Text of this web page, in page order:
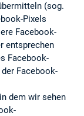
(sog.
Pixels
Facebook-
entsprechen
Facebook-
Facebook-
dem wir sehen